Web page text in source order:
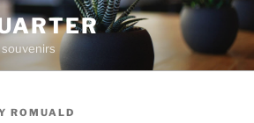
ROMUALD